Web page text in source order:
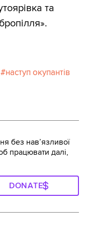
та
наступ окупантів
без навʼязливої
працювати далі,
DONATE